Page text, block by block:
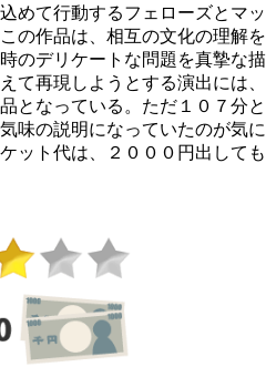
めて行動するフェローズとマッ
の作品は、相互の文化の理解を
のデリケートな問題を真摯な描
て再現しようとする演出には、
となっている。ただ１０７分と
味の説明になっていたのが気に
ット代は、２０００円出しても